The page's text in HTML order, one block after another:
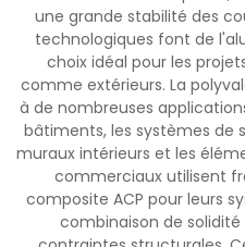
une grande stabilité des
technologiques font de
choix idéal pour les
comme extérieurs. La
à de nombreuses
bâtiments, les systèmes de
muraux intérieurs et les
commerciaux utilisent
composite ACP pour leurs
combinaison de